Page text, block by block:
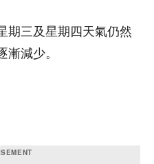
期三及星期四天氣仍然
減少。